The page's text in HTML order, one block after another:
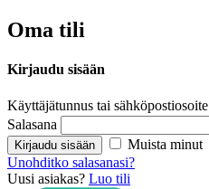
Oma tili
Kirjaudu sisään
Käyttäjätunnus tai sähköpostiosoite
Salasana
Kirjaudu sisään
Muista minut
Unohditko salasanasi?
Uusi asiakas? Luo tili